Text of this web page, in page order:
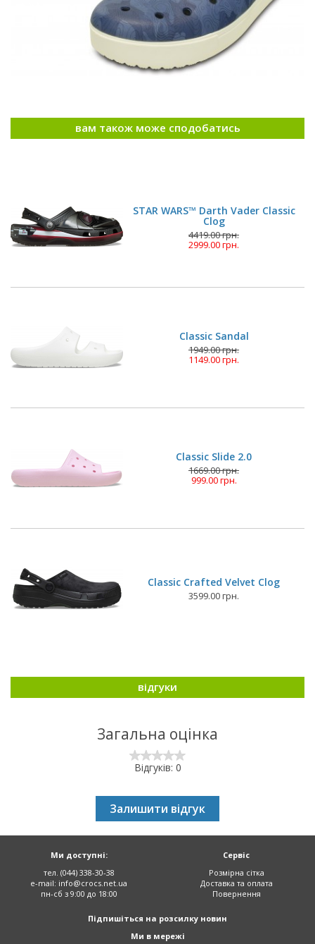
вам також може сподобатись
STAR WARS™ Darth Vader Classic
Clog
4419.00 грн.
2999.00 грн.
Classic Sandal
1949.00 грн.
1149.00 грн.
Classic Slide 2.0
1669.00 грн.
999.00 грн.
Classic Crafted Velvet Clog
3599.00 грн.
відгуки
Загальна оцінка
Відгуків: 0
Залишити відгук
Сервіс
Розмірна сітка
Доставка та оплата
Повернення
Ми доступні:
тел. (044) 338-30-38
e-mail: info@crocs.net.ua
пн-сб з 9:00 до 18:00
Підпишіться на розсилку новин
Ми в мережі